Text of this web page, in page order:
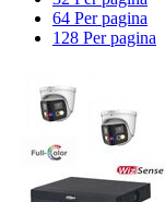
64 Per pagina
128 Per pagina